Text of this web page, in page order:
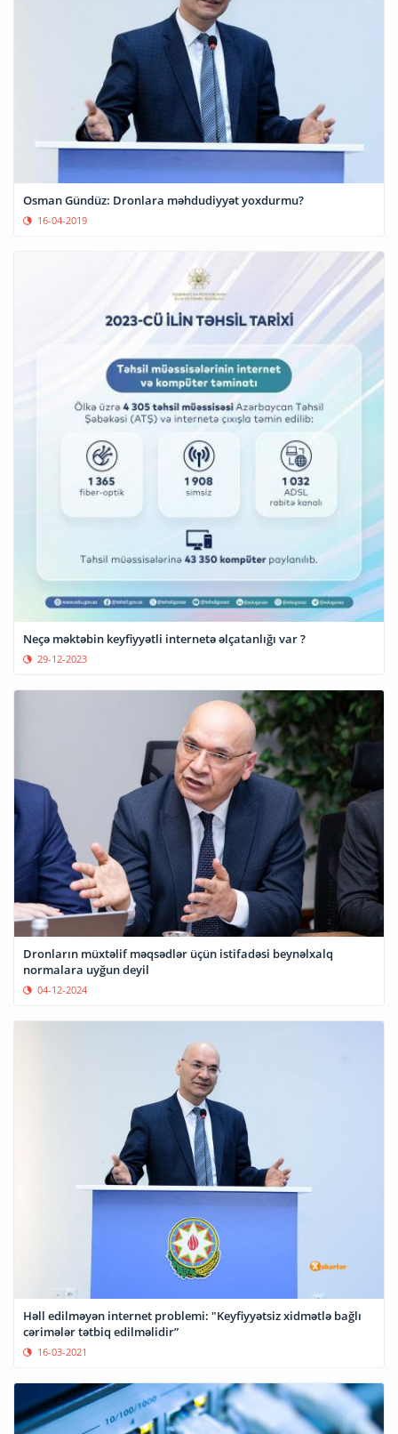
Osman Gündüz: Dronlara məhdudiyyət yoxdurmu?
16-04-2019
Neçə məktəbin keyfiyyətli internetə əlçatanlığı var ?
29-12-2023
Dronların müxtəlif məqsədlər üçün istifadəsi beynəlxalq
normalara uyğun deyil
04-12-2024
Həll edilməyən internet problemi: "Keyfiyyətsiz xidmətlə bağlı
cərimələr tətbiq edilməlidir”
16-03-2021